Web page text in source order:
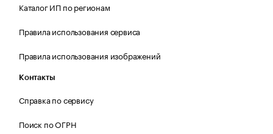
Каталог ИП по регионам
Правила использования сервиса
Правила использования изображений
Контакты
Справка по сервису
Поиск по ОГРН